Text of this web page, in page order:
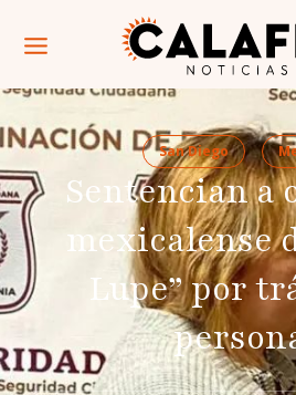
San Diego
Sentencian a
mexicalense
Lupe” por